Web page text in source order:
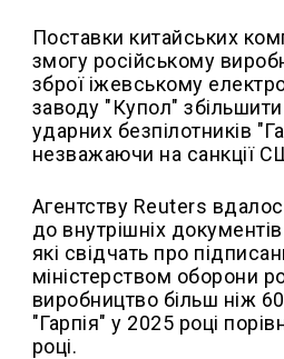
Поставки китайських
змогу російському
зброї іжевському
заводу "Купол"
ударних безпілотників
незважаючи на санкції
Агентству Reuters
до внутрішніх
які свідчать про
міністерством оборони
виробництво більш ніж
"Гарпія" у 2025 році
році.